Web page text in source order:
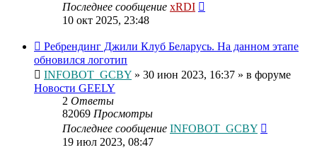
Последнее сообщение xRDI
10 окт 2025, 23:48
Ребрендинг Джили Клуб Беларусь. На данном этапе
обновился логотип
INFOBOT_GCBY » 30 июн 2023, 16:37 » в форуме
Новости GEELY
2 Ответы
82069 Просмотры
Последнее сообщение INFOBOT_GCBY
19 июл 2023, 08:47